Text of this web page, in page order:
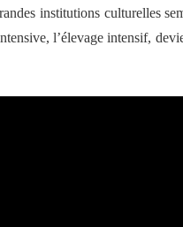
institutions culturelles
l’élevage intensif,